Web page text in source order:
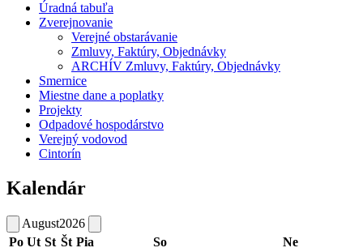
Úradná tabuľa
Zverejnovanie
Verejné obstarávanie
Zmluvy, Faktúry, Objednávky
ARCHÍV Zmluvy, Faktúry, Objednávky
Smernice
Miestne dane a poplatky
Projekty
Odpadové hospodárstvo
Verejný vodovod
Cintorín
Kalendár
August2026
Po Ut St Št Pia So Ne